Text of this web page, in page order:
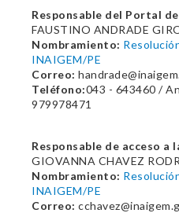
Responsable del Portal
FAUSTINO ANDRADE
Nombramiento:
INAIGEM/PE
Correo:
Teléfono:043 - 643460 /
979978471
Responsable de acceso a
GIOVANNA CHAVEZ
Nombramiento:
INAIGEM/PE
Correo: